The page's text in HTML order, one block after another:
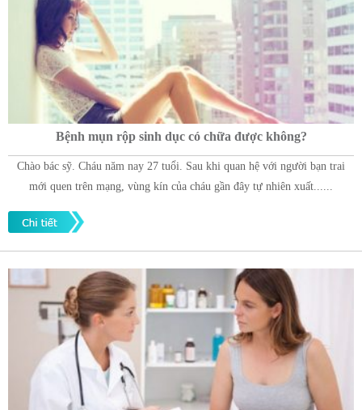
Bệnh mụn rộp sinh dục có chữa được không?
Chào bác sỹ. Cháu năm nay 27 tuổi. Sau khi quan hệ với người bạn trai
mới quen trên mạng, vùng kín của cháu gần đây tự nhiên xuất......